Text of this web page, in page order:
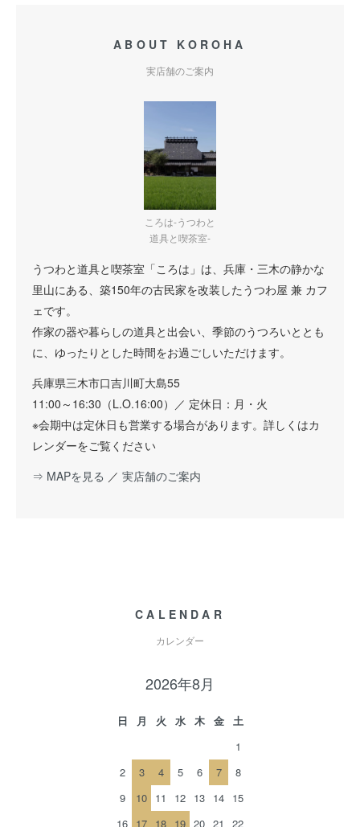
ABOUT KOROHA
実店舗のご案内
ころは-うつわと
道具と喫茶室-
うつわと道具と喫茶室「ころは」は、兵庫・三木の静かな
里山にある、築150年の古民家を改装したうつわ屋 兼 カフ
ェです。
作家の器や暮らしの道具と出会い、季節のうつろいととも
に、ゆったりとした時間をお過ごしいただけます。
兵庫県三木市口吉川町大島55
11:00～16:30（L.O.16:00）／ 定休日：月・火
※会期中は定休日も営業する場合があります。詳しくはカ
レンダーをご覧ください
⇒ MAPを見る ／ 実店舗のご案内
CALENDAR
カレンダー
2026年8月
日 月 火 水 木 金
土
1
2
3 4 5 6 7
8
9
10 11 12 13 14 15
16 17 18 19 20 21
22